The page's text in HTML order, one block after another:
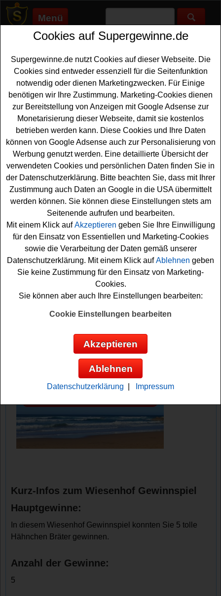
Menü
Supergewinne.de>Gewinnspiele>Technik Gewinnspiele>
Anzeige:
Anzeige:
Wiesenhof Privathof Gewinnspiel -
Hähnchen Bräter gewinnen
Wer gern einen tollen Bräter gewinnen möchte, hat bei
diesem kostenlosen Wiesenhof Gewinnspiel mitmachen.
Verlost werden fünf hochwertige Wiesenhof
Hänchenbräter - und mit etwas Glück können Sie einen
solchen Bräter gewinnen. Falls Sie an dem Wiesenhof
Privathof Gewinnspiel teilnehmen möchten, müssen Sie
nur kurz das Formular ausfüllen und können sich damit
Ihre Gewinnchance sichern. Vielleicht haben Sie ja
Glück? Auf jeden Fall sind die Daumen gedrückt!
Wiesenhof verlost 5 tolle Hähnchen Bräter
Anzeige:
Kurz-Infos zum Wiesenhof Gewinnspiel
Hauptgewinne:
In diesem Wiesenhof Gewinnspiel konnten Sie 5 tolle
Hähnchen Bräter gewinnen.
Anzahl der Gewinne:
5
Cookies auf Supergewinne.de
Supergewinne.de nutzt Cookies auf dieser Webseite. Die
Cookies sind entweder essenziell für die Seitenfunktion
notwendig oder dienen Marketingzwecken. Für Einige
benötigen wir Ihre Zustimmung. Marketing-Cookies dienen
zur Bereitstellung von Anzeigen mit Google Adsense zur
Monetarisierung dieser Webseite, damit sie kostenlos
betrieben werden kann. Diese Cookies und Ihre Daten
können von Google Adsense auch zur Personalisierung von
Werbung genutzt werden. Eine detaillierte Übersicht der
verwendeten Cookies und persönlichen Daten finden Sie in
der Datenschutzerklärung. Bitte beachten Sie, dass mit Ihrer
Zustimmung auch Daten an Google in die USA übermittelt
werden können. Sie können diese Einstellungen stets am
Seitenende aufrufen und bearbeiten.
Mit einem Klick aufAkzeptieren geben Sie Ihre Einwilligung
für den Einsatz von Essentiellen und Marketing-Cookies
sowie die Verarbeitung der Daten gemäß unserer
Datenschutzerklärung. Mit einem Klick aufAblehnen geben
Sie keine Zustimmung für den Einsatz von Marketing-
Cookies.
Sie können aber auch Ihre Einstellungen bearbeiten:
Cookie Einstellungen bearbeiten
Akzeptieren
Ablehnen
Datenschutzerklärung Impressum